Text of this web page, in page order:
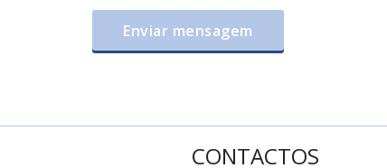
CONTACTOS